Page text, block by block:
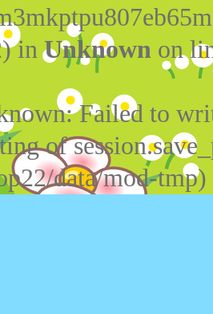
inUnknown on
Failed to
of
data/mod-